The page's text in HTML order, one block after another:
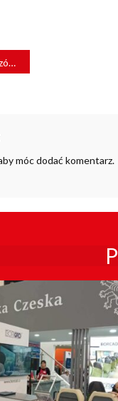
móc dodać komentarz.